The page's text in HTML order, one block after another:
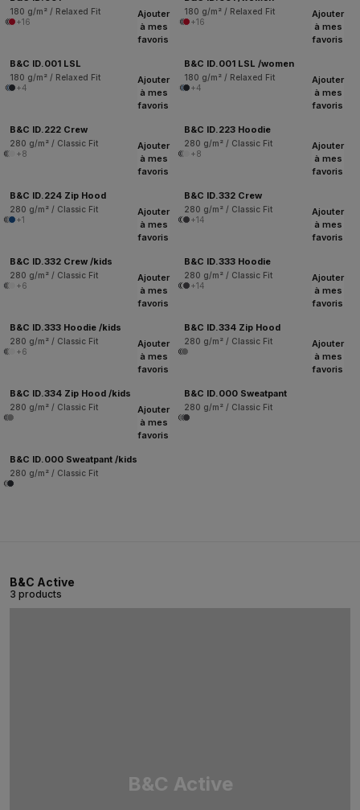
180 g/m² / Relaxed Fit
+16
180 g/m² / Relaxed Fit
+16
Ajouter
à mes
favoris
B&C ID.001 LSL
180 g/m² / Relaxed Fit
+4
Ajouter
à mes
favoris
B&C ID.001 LSL /women
180 g/m² / Relaxed Fit
+4
Ajouter
à mes
favoris
B&C ID.222 Crew
280 g/m² / Classic Fit
+8
Ajouter
à mes
favoris
B&C ID.223 Hoodie
280 g/m² / Classic Fit
+8
Ajouter
à mes
favoris
B&C ID.224 Zip Hood
280 g/m² / Classic Fit
+1
Ajouter
à mes
favoris
B&C ID.332 Crew
280 g/m² / Classic Fit
+14
Ajouter
à mes
favoris
B&C ID.332 Crew /kids
280 g/m² / Classic Fit
+6
Ajouter
à mes
favoris
B&C ID.333 Hoodie
280 g/m² / Classic Fit
+14
Ajouter
à mes
favoris
B&C ID.333 Hoodie /kids
280 g/m² / Classic Fit
+6
Ajouter
à mes
favoris
B&C ID.334 Zip Hood
280 g/m² / Classic Fit
Ajouter
à mes
favoris
B&C ID.334 Zip Hood /kids
280 g/m² / Classic Fit
Ajouter
à mes
favoris
B&C ID.000 Sweatpant
280 g/m² / Classic Fit
Ajouter
à mes
favoris
B&C ID.000 Sweatpant /kids
280 g/m² / Classic Fit
B&C Active
3 products
B&C Active